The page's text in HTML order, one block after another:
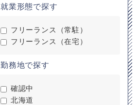
就業形態で探す
フリーランス（常駐）
フリーランス（在宅）
勤務地で探す
確認中
北海道